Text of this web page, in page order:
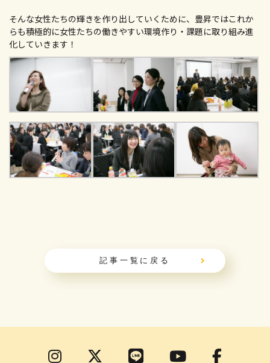
そんな女性たちの輝きを作り出していくために、豊昇ではこれか
らも積極的に女性たちの働きやすい環境作り・課題に取り組み進
化していきます！
記事一覧に戻る